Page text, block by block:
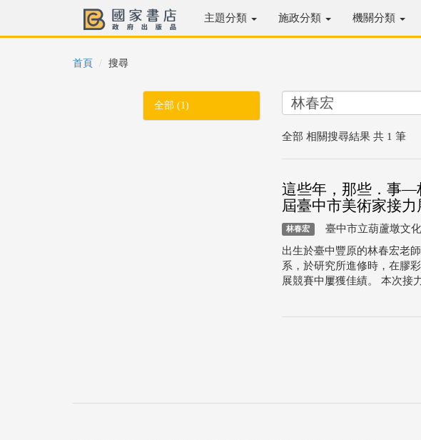
主題分類 施政分類 機關分類
首頁 搜尋
全部 (1)
全部 相關搜尋結果 共 1 筆
這些年，那些．事—
屆臺中市美術家接力
林春宏 臺中市立葫蘆墩文
出生於臺中豐原的林春宏老
系，於研究所進修時，在膠
展競賽中屢獲佳績。 本次接